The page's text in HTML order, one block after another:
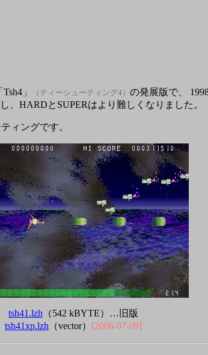
」 （ティーシューティング4） の発展版で、
、HARDとSUPERはより難しくなりました。
ィングです。
tsh41.lzh （542 kBYTE）…旧版
tsh41xp.lzh （vector） [2006-07-09]